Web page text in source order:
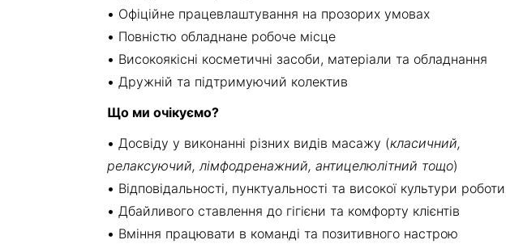
• Офіційне працевлаштування на прозорих умовах
• Повністю обладнане робоче місце
• Високоякісні косметичні засоби, матеріали та обладнання
• Дружній та підтримуючий колектив
Що ми очікуємо?
• Досвіду у виконанні різних видів масажу (класичний,
релаксуючий, лімфодренажний, антицелюлітний тощо)
• Відповідальності, пунктуальності та високої культури роботи
• Дбайливого ставлення до гігієни та комфорту клієнтів
• Вміння працювати в команді та позитивного настрою